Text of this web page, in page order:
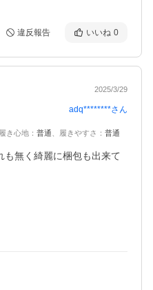
違反報告 いいね 0
2025/3/29
adq********さん
履き心地 ： 普通 履きやすさ ： 普通
無く綺麗に梱包も出来て